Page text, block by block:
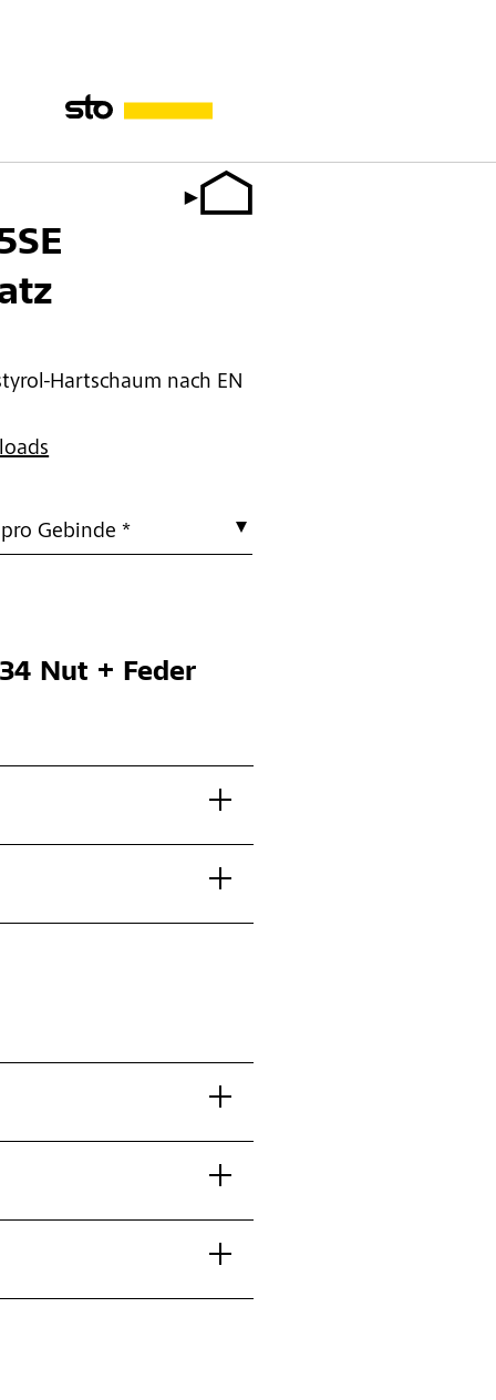
Hartschaum nach EN
Gebinde *
Nut + Feder